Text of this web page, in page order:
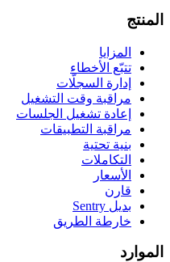
المنتج
المزايا
تتبّع الأخطاء
إدارة السجلّات
مراقبة وقت التشغيل
إعادة تشغيل الجلسات
مراقبة التطبيقات
بنية تحتية
التكاملات
الأسعار
قارن
بديل Sentry
خارطة الطريق
الموارد